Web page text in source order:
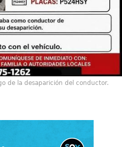
de la desaparición del conductor.